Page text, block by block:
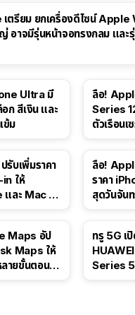
ตรียม ยกเครื่องดีไซน์ Apple
อาจมีรุ่นหน้าจอทรงกลม และ
Ultra มี
อก สีเงิน และ
ข้ม
ลือ!
Series
ตัวเรือนเ
รับเพิ่มราคา
ให้
และ Mac ใน
ลือ!
ราคา
สุดวันจัน
Maps อัป
Maps ให้
ายขั้นตอนได้
ทรู 5G เ
Series